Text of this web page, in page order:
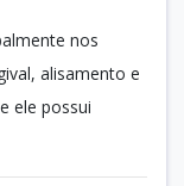
nos
alisamento e
ele possui